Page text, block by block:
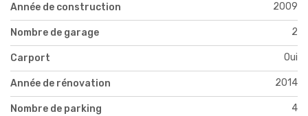
Année de construction 2009
Nombre de garage 2
Carport Oui
Année de rénovation 2014
Nombre de parking 4